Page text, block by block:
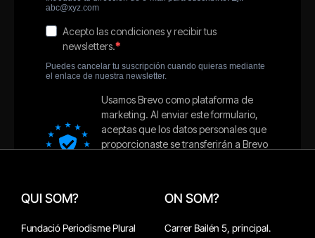
QUI SOM?
Fundació Periodisme Plural
ON SOM?
Carrer Bailén 5, principal.